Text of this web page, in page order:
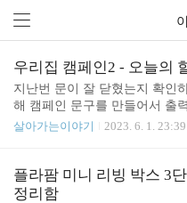
우리집 캠페인2 - 오늘의
지난번 문이 잘 닫혔는지 확인
해 캠페인 문구를 만들어서 출
놓았었습니다. 우리집 캠페인
"꽝" 소리가 점점 커져서 도어
하곤 합니다. 문제는 문이 잘 안
살아가는이야기 2023. 6. 1. 23:39
플라팜 미니 리빙 박스 3
정리함